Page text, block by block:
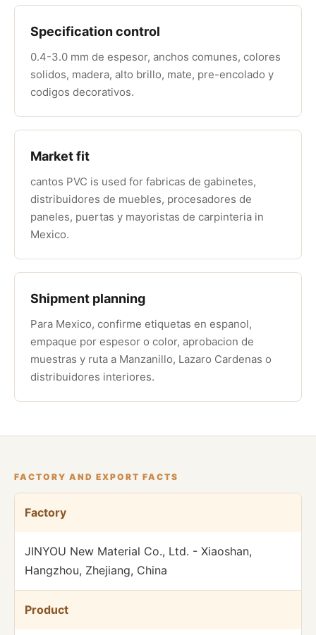
Specification control
0.4-3.0 mm de espesor, anchos comunes, colores
solidos, madera, alto brillo, mate, pre-encolado y
codigos decorativos.
Market fit
cantos PVC is used for fabricas de gabinetes,
distribuidores de muebles, procesadores de
paneles, puertas y mayoristas de carpinteria in
Mexico.
Shipment planning
Para Mexico, confirme etiquetas en espanol,
empaque por espesor o color, aprobacion de
muestras y ruta a Manzanillo, Lazaro Cardenas o
distribuidores interiores.
FACTORY AND EXPORT FACTS
Factory
JINYOU New Material Co., Ltd. - Xiaoshan,
Hangzhou, Zhejiang, China
Product